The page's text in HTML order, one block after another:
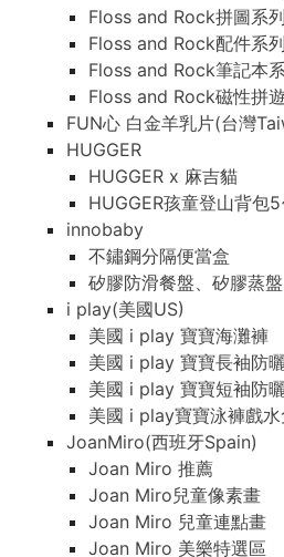
Floss and Rock拼圖系列
Floss and Rock配件系列
Floss and Rock筆記本
Floss and Rock磁性拼
FUN心 白金羊乳片(台灣
HUGGER
HUGGER x 麻吉貓
HUGGER孩童登山背包
innobaby
不鏽鋼分隔便當盒
矽膠防滑餐盤、矽膠蒸
i play(美國US)
美國 i play 寶寶海灘褲
美國 i play 寶寶長袖防
美國 i play 寶寶短袖防
美國 i play寶寶泳褲戲
JoanMiro(西班牙Spain)
Joan Miro 推薦
Joan Miro兒童像素畫
Joan Miro 兒童連點畫
Joan Miro 美樂特選區